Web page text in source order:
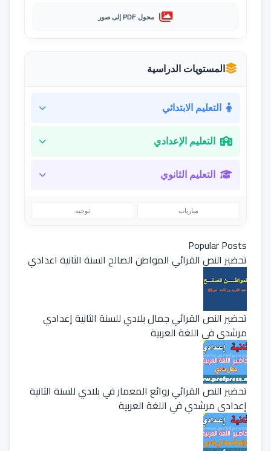
محول PDF إلى صور
المستويات الدراسية
التعليم الابتدائي
التعليم الإعدادي
التعليم الثانوي
مباريات توجيه
Popular Posts
تحضير النص القرائي المواطن الصالح السنة الثانية اعدادي
تحضير النص القرائي جمال بلادي للسنة الثانية إعدادي
مرشدي في اللغة العربية
تحضير النص القرائي روائع المعمار في بلادي للسنة الثانية
إعدادي مرشدي في اللغة العربية